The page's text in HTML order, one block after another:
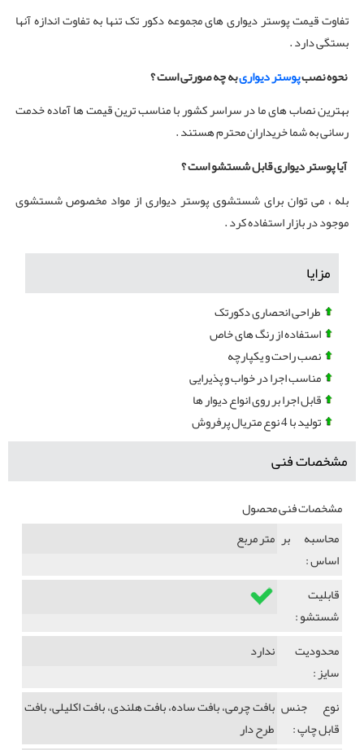
تفاوت قیمت پوستر دیواری های مجموعه دکور تک تنها به تفاوت اندازه آنها
بستگی دارد .
نحوه نصبپوستر دیواریبه چه صورتی است ؟
بهترین نصاب های ما در سراسر کشور با مناسب ترین قیمت ها آماده خدمت
رسانی به شما خریداران محترم هستند .
آیا پوستر دیواری قابل شستشو است ؟
بله ، می توان برای شستشوی پوستر دیواری از مواد مخصوص شستشوی
موجود در بازار استفاده کرد .
مزایا
طراحی انحصاری دکورتک
استفاده از رنگ های خاص
نصب راحت و یکپارچه
مناسب اجرا در خواب و پذیرایی
قابل اجرا بر روی انواع دیوار ها
تولید با 4 نوع متریال پرفروش
مشخصات فنی
مشخصات فنی محصول
محاسبه بر
اساس :
متر مربع
قابلیت
شستشو :
محدودیت
سایز :
ندارد
نوع جنس
قابل چاپ :
بافت چرمی، بافت ساده، بافت هلندی، بافت اکلیلی، بافت
طرح دار